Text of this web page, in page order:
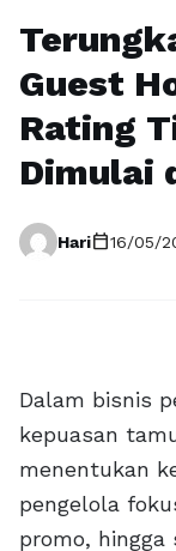
Guest
Rating
Dimulai
Haricalendar_today16/05/
Dalam bisnis
kepuasan
menentukan
pengelola
promo,